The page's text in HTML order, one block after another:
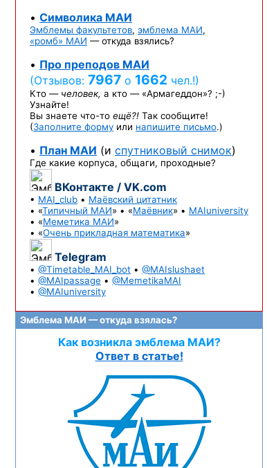
• Символика МАИ
Эмблемы факультетов, эмблема МАИ,
«ромб» МАИ — откуда взялись?
• Про преподов МАИ
(Отзывов: 7967 о 1662 чел.!)
Кто — человек, а кто — «Армагеддон»? ;-)
Узнайте!
Вы знаете что-то ещё?! Так сообщите!
(Заполните форму или напишите письмо.)
• План МАИ (и спутниковый снимок)
Где какие корпуса, общаги, проходные?
ВКонтакте / VK.com
• MAI_club • Маёвский цитатник
• «Типичный МАИ» • «Маёвник» • MAIuniversity
• «Меметика МАИ»
• «Очень прикладная математика»
Telegram
• @Timetable_MAI_bot • @MAIslushaet
• @MAIpassage • @MemetikaMAI
• @MAIuniversity
Эмблема МАИ — откуда взялась?
Как возникла эмблема МАИ?
Ответ в статье!